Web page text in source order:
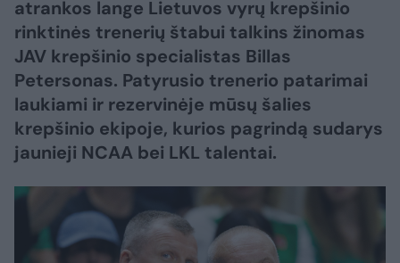
atrankos lange Lietuvos vyrų krepšinio
rinktinės trenerių štabui talkins žinomas
JAV krepšinio specialistas Billas
Petersonas. Patyrusio trenerio patarimai
laukiami ir rezervinėje mūsų šalies
krepšinio ekipoje, kurios pagrindą sudarys
jaunieji NCAA bei LKL talentai.